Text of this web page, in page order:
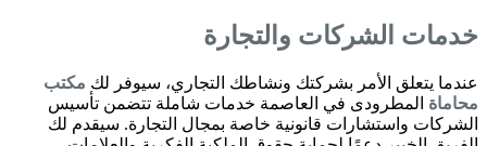
خدمات الشركات والتجارة
عندما يتعلق الأمر بشركتك ونشاطك التجاري، سيوفر لك مكتب
محاماة المطرودى في العاصمة خدمات شاملة تتضمن تأسيس
الشركات واستشارات قانونية خاصة بمجال التجارة. سيقدم لك